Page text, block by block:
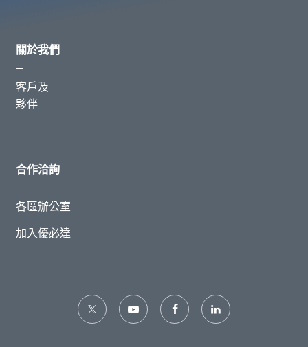
關於我們
客戶及
夥伴
合作洽詢
各區辦公室
加入優必達